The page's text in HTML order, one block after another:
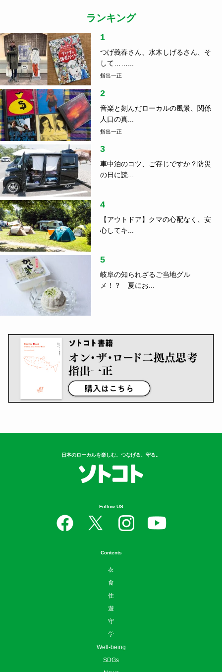
ランキング
1
つげ義春さん、水木しげるさん、そ
して……...
指出一正
2
音楽と刻んだローカルの風景、関係
人口の真...
指出一正
3
車中泊のコツ、ご存じですか？防災
の日に読...
4
【アウトドア】クマの心配なく、安
心してキ...
5
岐阜の知られざるご当地グル
メ！？ 夏にお...
日本のローカルを楽しむ、つなげる、守る。
Follow US
Contents
衣
食
住
遊
守
学
Well-being
SDGs